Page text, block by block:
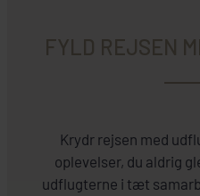
FYLD REJSEN
Krydr rejsen med
oplevelser, du aldrig
udflugterne i tæt